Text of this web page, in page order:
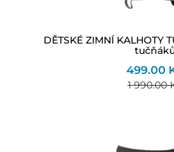
DĚTSKÉ ZIMNÍ KALHOTY
499.00
1 990.00